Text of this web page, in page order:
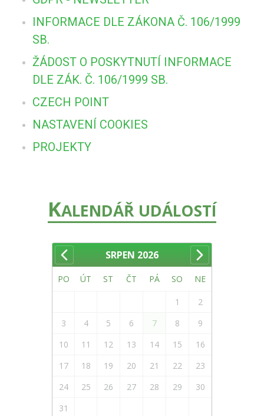
INFORMACE DLE ZÁKONA Č. 106/1999
SB.
ŽÁDOST O POSKYTNUTÍ INFORMACE
DLE ZÁK. Č. 106/1999 SB.
CZECH POINT
NASTAVENÍ COOKIES
PROJEKTY
KALENDÁŘ UDÁLOSTÍ
SRPEN 2026
PO ÚT ST ČT PÁ SO NE
1
2
3
4 5 6 7 8
9
10
11 12 13 14 15
16
17
18 19 20 21 22
23
24
25 26 27 28 29
30
31